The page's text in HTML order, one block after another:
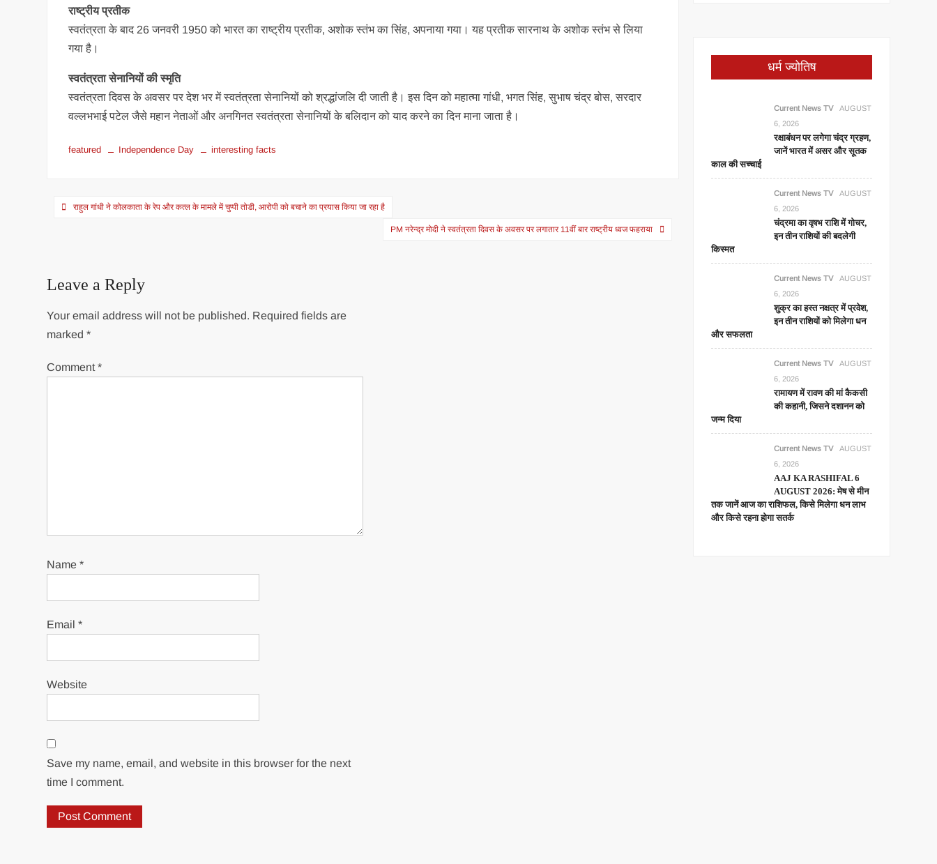
राष्ट्रीय प्रतीक
स्वतंत्रता के बाद 26 जनवरी 1950 को भारत का राष्ट्रीय प्रतीक, अशोक स्तंभ का सिंह, अपनाया गया। यह प्रतीक सारनाथ के अशोक स्तंभ से लिया
गया है।
स्वतंत्रता सेनानियों की स्मृति
स्वतंत्रता दिवस के अवसर पर देश भर में स्वतंत्रता सेनानियों को श्रद्धांजलि दी जाती है। इस दिन को महात्मा गांधी, भगत सिंह, सुभाष चंद्र बोस, सरदार
वल्लभभाई पटेल जैसे महान नेताओं और अनगिनत स्वतंत्रता सेनानियों के बलिदान को याद करने का दिन माना जाता है।
featured Independence Day interesting facts
Postराहुल गांधी ने कोलकाता के रेप और कत्ल के मामले में चुप्पी तोडी, आरोपी को बचाने का प्रयास किया जा रहा है
PM नरेन्द्र मोदी ने स्वतंत्रता दिवस के अवसर पर लगातार 11वीं बार राष्ट्रीय ध्वज फहराया
Leave a Reply
Your email address will not be published. Required fields are
marked*
Comment*
Name*
Email*
Website
Save my name, email, and website in this browser for the next
time I comment.
धर्म ज्योतिष
Current News TV
AUGUST
6, 2026
रक्षाबंधन पर लगेगा चंद्र ग्रहण,
जानें भारत में असर और सूतक
काल की सच्चाई
Current News TV
AUGUST
6, 2026
चंद्रमा का वृषभ राशि में गोचर,
इन तीन राशियों की बदलेगी
किस्मत
Current News TV
AUGUST
6, 2026
शुक्र का हस्त नक्षत्र में प्रवेश,
इन तीन राशियों को मिलेगा धन
और सफलता
Current News TV
AUGUST
6, 2026
रामायण में रावण की मां कैकसी
की कहानी, जिसने दशानन को
जन्म दिया
Current News TV
AUGUST
6, 2026
AAJ KA RASHIFAL 6
AUGUST 2026: मेष से मीन
तक जानें आज का राशिफल, किसे मिलेगा धन लाभ
और किसे रहना होगा सतर्क